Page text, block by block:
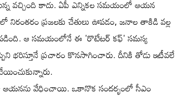
వచ్చింది కాదు. ఏపీ ఎన్నికల సమయంలో ఆయన
ప్రజలకు చేతులు ఊపడం, జనాల తాకిడి వల్ల
పడింది. ఆ సమయంలోనే ఈ 'రొటేటర్ కఫ్' సమస్య
భరిస్తూనే ప్రచారం కొనసాగించారు. దీనికి తోడు ఇటీవలే
ఆయనను వేధించాయి. ఒకానొక సందర్భంలో సీఎం